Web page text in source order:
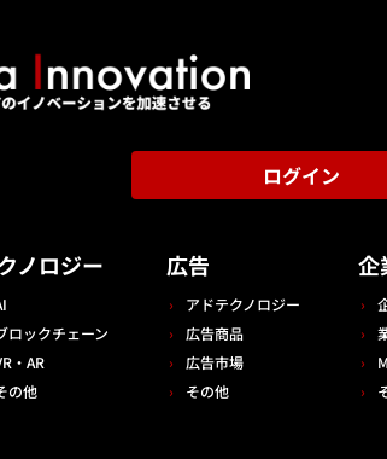
ログイン
ノロジー
ロックチェーン
・AR
の他
広告
アドテクノロジー
広告商品
広告市場
その他
企